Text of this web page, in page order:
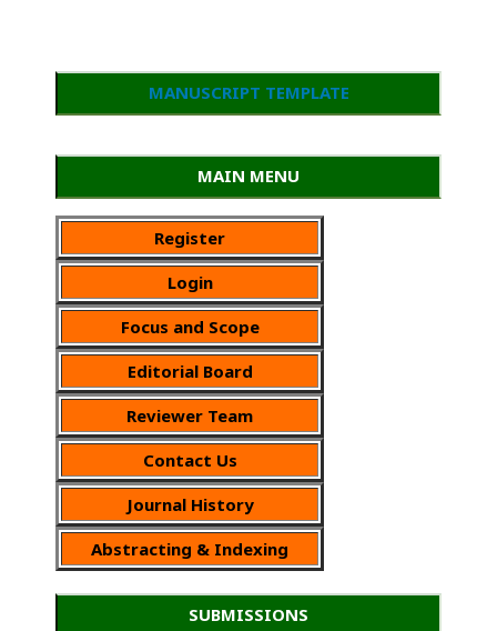
MANUSCRIPT TEMPLATE
MAIN MENU
Register
Login
Focus and Scope
Editorial Board
Reviewer Team
Contact Us
Journal History
Abstracting & Indexing
SUBMISSIONS